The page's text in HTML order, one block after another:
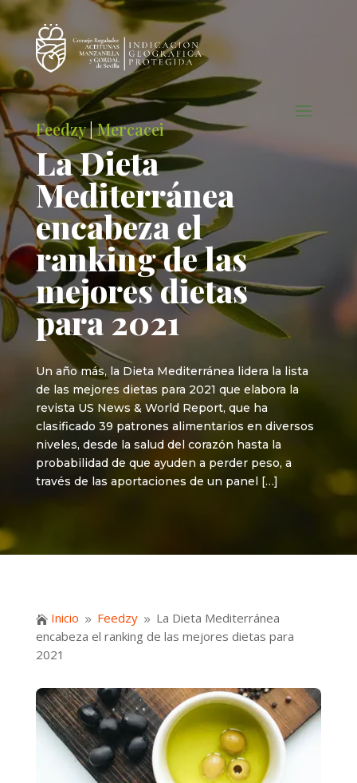
Feedzy|Mercacei
La Dieta
Mediterránea
encabeza el
ranking de las
mejores dietas
para 2021
Un año más, la Dieta Mediterránea lidera la lista
de las mejores dietas para 2021 que elabora la
revista US News & World Report, que ha
clasificado 39 patrones alimentarios en diversos
niveles, desde la salud del corazón hasta la
probabilidad de que ayuden a perder peso, a
través de las aportaciones de un panel […]
 Inicio 9 Feedzy 9 La Dieta Mediterránea
encabeza el ranking de las mejores dietas para
2021